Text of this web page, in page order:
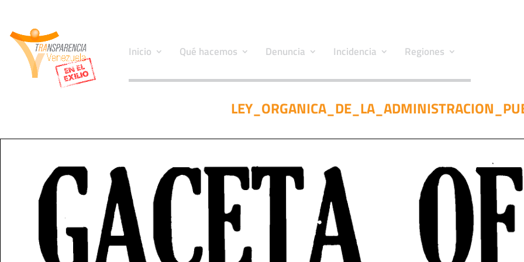
Inicio Qué hacemos Denuncia Incidencia Regiones